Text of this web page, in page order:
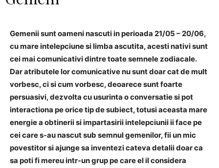
Gemenii sunt oameni nascuti in perioada 21/05 – 20/06,
cu mare intelepciune si limba ascutita, acesti nativi sunt
cei mai comunicativi dintre toate semnele zodiacale.
Dar atributele lor comunicative nu sunt doar cat de mult
vorbesc, ci si cum vorbesc, deoarece sunt foarte
persuasivi, dezvolta cu usurinta o conversatie si pot
interactiona pe orice tip de subiect, totusi aceasta mare
energie a obtinerii si impartasirii intelepciunii ii face pe
cei care s-au nascut sub semnul gemenilor, fii un mic
povestitor si ajunge sa inventezi cateva detalii doar ca
sa poti fi mereu intr-un grup pe care el il considera